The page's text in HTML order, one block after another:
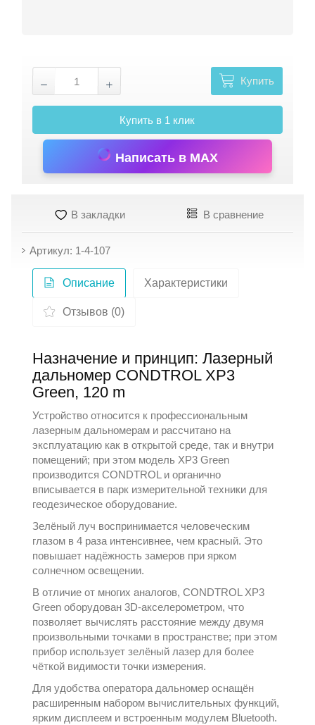
Купить
Купить в 1 клик
Написать в MAX
В закладки В сравнение
Артикул: 1-4-107
Описание Характеристики
Отзывов (0)
Назначение и принцип: Лазерный
дальномер CONDTROL XP3
Green, 120 m
Устройство относится к профессиональным
лазерным дальномерам и рассчитано на
эксплуатацию как в открытой среде, так и внутри
помещений; при этом модель XP3 Green
производитсяCONDTROL и органично
вписывается в парк измерительной техники для
геодезическое оборудование.
Зелёный луч воспринимается человеческим
глазом в 4 раза интенсивнее, чем красный. Это
повышает надёжность замеров при ярком
солнечном освещении.
В отличие от многих аналогов, CONDTROL XP3
Green оборудован 3D-акселерометром, что
позволяет вычислять расстояние между двумя
произвольными точками в пространстве; при этом
прибор использует зелёный лазер для более
чёткой видимости точки измерения.
Для удобства оператора дальномер оснащён
расширенным набором вычислительных функций,
ярким дисплеем и встроенным модулем Bluetooth.